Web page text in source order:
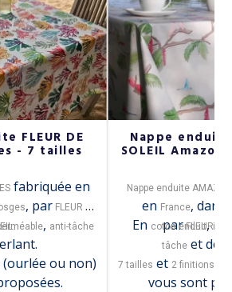
FLEUR DE
- 7 tailles
fabriquée en
, parFLEUR DE
, anti-tâche
(ourlée ou non)
Nappe enduite
SOLEIL
Nappe enduite
en France, dans
parFLEUR DE
En coton enduit,
tâche et
7 tailles et 2 finitions
vous sont